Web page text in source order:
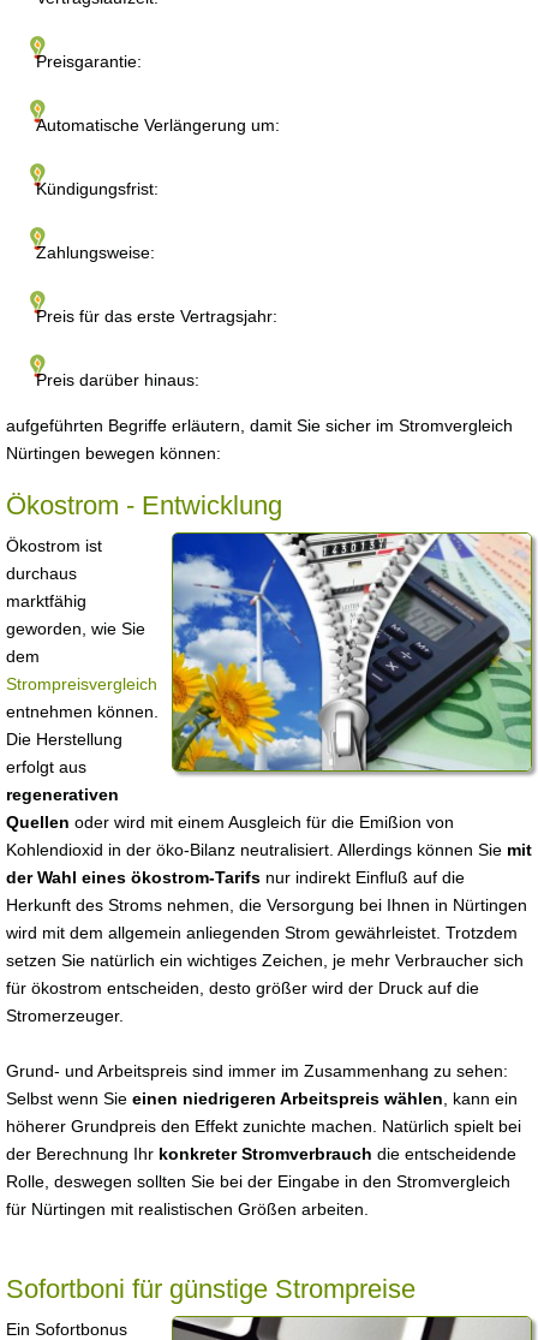
Preisgarantie:
Automatische Verlängerung um:
Kündigungsfrist:
Zahlungsweise:
Preis für das erste Vertragsjahr:
Preis darüber hinaus:
aufgeführten Begriffe erläutern, damit Sie sicher im Stromvergleich
Nürtingen bewegen können:
Ökostrom - Entwicklung
Ökostrom ist
durchaus
marktfähig
geworden, wie Sie
dem
Strompreisvergleich
entnehmen können.
Die Herstellung
erfolgt aus
regenerativen
Quellen oder wird mit einem Ausgleich für die Emißion von
Kohlendioxid in der öko-Bilanz neutralisiert. Allerdings können Sie mit
der Wahl eines ökostrom-Tarifs nur indirekt Einfluß auf die
Herkunft des Stroms nehmen, die Versorgung bei Ihnen in Nürtingen
wird mit dem allgemein anliegenden Strom gewährleistet. Trotzdem
setzen Sie natürlich ein wichtiges Zeichen, je mehr Verbraucher sich
für ökostrom entscheiden, desto größer wird der Druck auf die
Stromerzeuger.
Grund- und Arbeitspreis sind immer im Zusammenhang zu sehen:
Selbst wenn Sie einen niedrigeren Arbeitspreis wählen , kann ein
höherer Grundpreis den Effekt zunichte machen. Natürlich spielt bei
der Berechnung Ihr konkreter Stromverbrauch die entscheidende
Rolle, deswegen sollten Sie bei der Eingabe in den Stromvergleich
für Nürtingen mit realistischen Größen arbeiten.
Sofortboni für günstige Strompreise
Ein Sofortbonus